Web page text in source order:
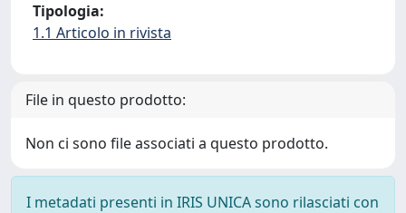
Tipologia:
1.1 Articolo in rivista
File in questo prodotto:
Non ci sono file associati a questo prodotto.
I metadati presenti in IRIS UNICA sono rilasciati con